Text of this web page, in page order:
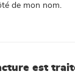
de mon nom.
est